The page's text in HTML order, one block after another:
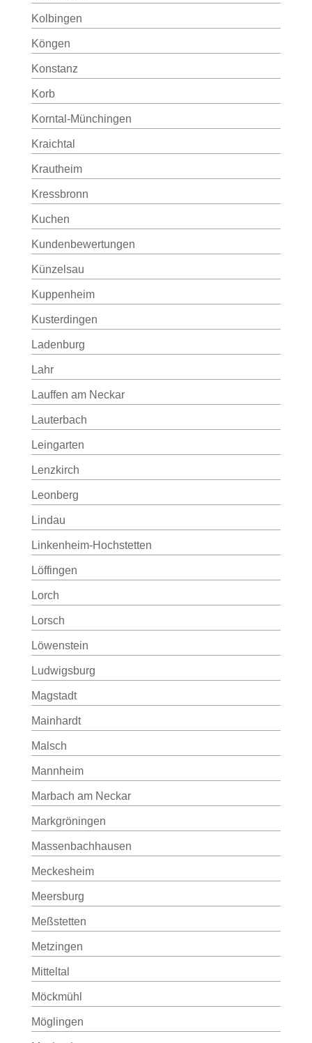
Kolbingen
Köngen
Konstanz
Korb
Korntal-Münchingen
Kraichtal
Krautheim
Kressbronn
Kuchen
Kundenbewertungen
Künzelsau
Kuppenheim
Kusterdingen
Ladenburg
Lahr
Lauffen am Neckar
Lauterbach
Leingarten
Lenzkirch
Leonberg
Lindau
Linkenheim-Hochstetten
Löffingen
Lorch
Lorsch
Löwenstein
Ludwigsburg
Magstadt
Mainhardt
Malsch
Mannheim
Marbach am Neckar
Markgröningen
Massenbachhausen
Meckesheim
Meersburg
Meßstetten
Metzingen
Mitteltal
Möckmühl
Möglingen